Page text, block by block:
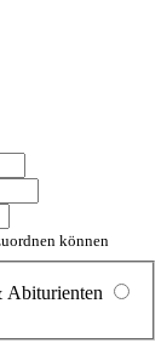
können
Abiturienten